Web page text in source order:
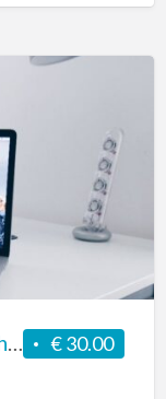
€ 30.00
Informatik und Computernachhilfe